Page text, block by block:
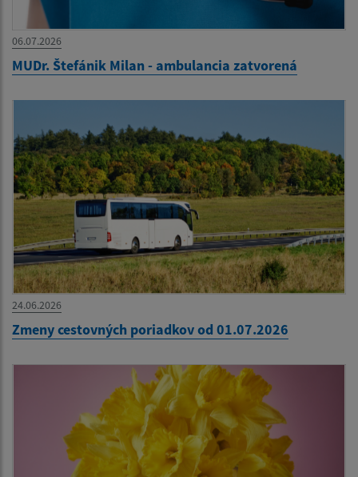
06.07.2026
MUDr. Štefánik Milan - ambulancia zatvorená
24.06.2026
Zmeny cestovných poriadkov od 01.07.2026